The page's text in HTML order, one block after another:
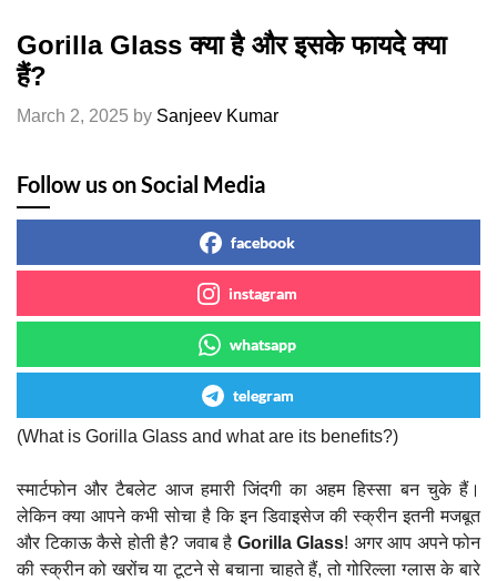
Gorilla Glass क्या है और इसके फायदे क्या
हैं?
March 2, 2025 by Sanjeev Kumar
Follow us on Social Media
facebook
instagram
whatsapp
telegram
(What is Gorilla Glass and what are its benefits?)
स्मार्टफोन और टैबलेट आज हमारी जिंदगी का अहम हिस्सा बन चुके हैं।
लेकिन क्या आपने कभी सोचा है कि इन डिवाइसेज की स्क्रीन इतनी मजबूत
और टिकाऊ कैसे होती है? जवाब है Gorilla Glass! अगर आप अपने फोन
की स्क्रीन को खरोंच या टूटने से बचाना चाहते हैं, तो गोरिल्ला ग्लास के बारे